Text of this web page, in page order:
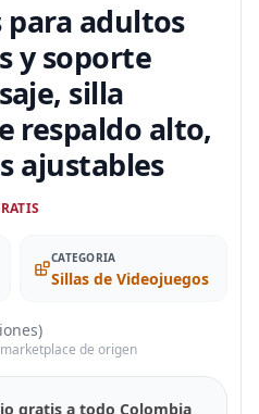
para adultos
y soporte
silla
respaldo alto,
ajustables
CATEGORIA
Sillas de Videojuegos
de origen
gratis a todo Colombia